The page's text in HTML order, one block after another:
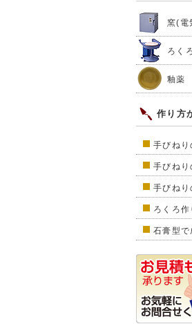
窯(電
ろく
釉薬
作り方
手びねり
手びねり
手びねり
ろくろ作
石膏型で